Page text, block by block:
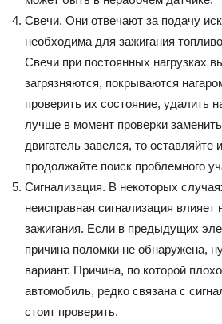
Свечи. Они отвечают за подачу
необходима для зажигания
Свечи при постоянных нагрузках
загрязняются, покрываются
проверить их состояние, удалить
лучше в момент проверки
двигатель завелся, то оставляйте
продолжайте поиск проблемного
Сигнализация. В некоторых
неисправная сигнализация влияет
зажигания. Если в предыдущих
причина поломки не обнаружена,
вариант. Причина, по которой
автомобиль, редко связана с
стоит проверить.